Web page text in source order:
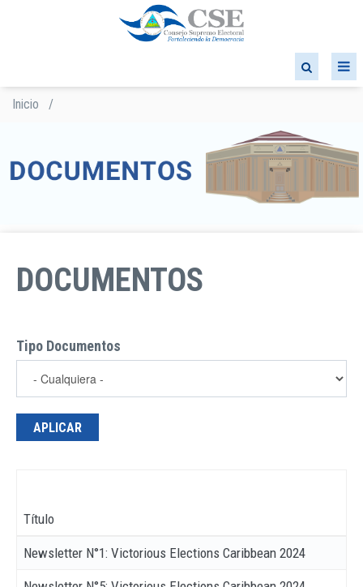
Sobrescribir
ayuda
a
Inicio /
DOCUMENTOS
Tipo Documentos
Título
Newsletter N°1: Victorious Elections Caribbean 2024